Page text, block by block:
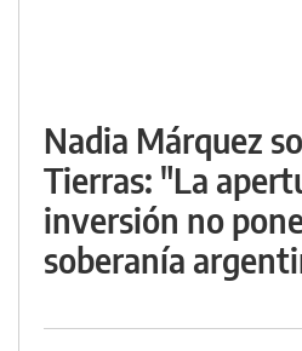
Nadia Márquez
Tierras: "La
inversión no
soberanía